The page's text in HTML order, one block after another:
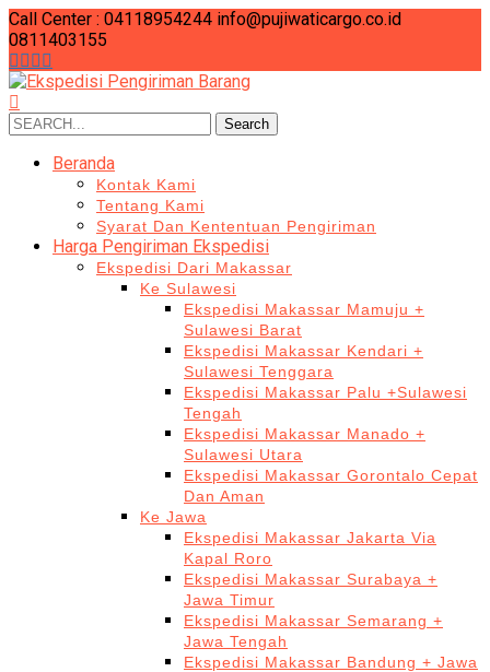
Call Center : 04118954244 info@pujiwaticargo.co.id
0811403155
Search
for:
Search
Beranda
Kontak Kami
Tentang Kami
Syarat Dan Kententuan Pengiriman
Harga Pengiriman Ekspedisi
Ekspedisi Dari Makassar
Ke Sulawesi
Ekspedisi Makassar Mamuju +
Sulawesi Barat
Ekspedisi Makassar Kendari +
Sulawesi Tenggara
Ekspedisi Makassar Palu +Sulawesi
Tengah
Ekspedisi Makassar Manado +
Sulawesi Utara
Ekspedisi Makassar Gorontalo Cepat
Dan Aman
Ke Jawa
Ekspedisi Makassar Jakarta Via
Kapal Roro
Ekspedisi Makassar Surabaya +
Jawa Timur
Ekspedisi Makassar Semarang +
Jawa Tengah
Ekspedisi Makassar Bandung + Jawa